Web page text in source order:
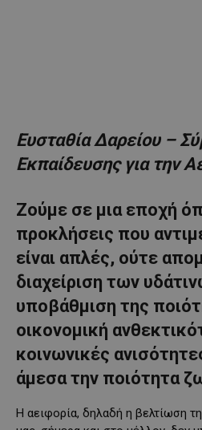
Ευσταθία Δαρείου –
Εκπαίδευσης για την
Ζούμε σε μια εποχή
προκλήσεις που
είναι απλές, ούτε
διαχείριση των
υποβάθμιση της
οικονομική
κοινωνικές
άμεσα την ποιότητα
Η αειφορία, δηλαδή η βελτίωση